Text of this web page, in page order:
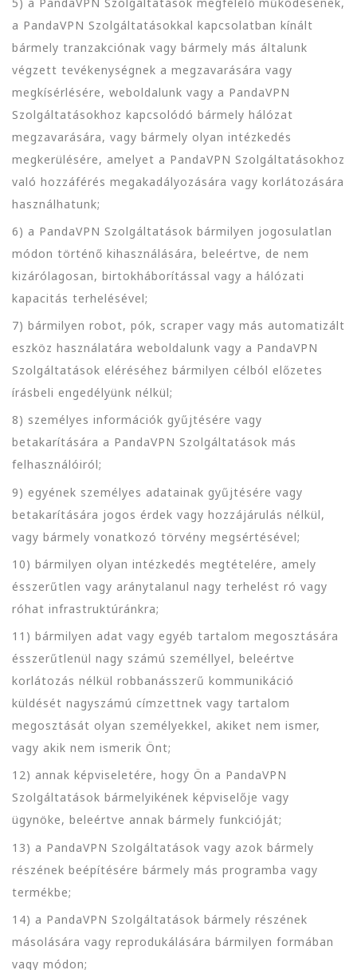
a PandaVPN Szolgáltatásokkal kapcsolatban kínált
bármely tranzakciónak vagy bármely más általunk
végzett tevékenységnek a megzavarására vagy
megkísérlésére, weboldalunk vagy a PandaVPN
Szolgáltatásokhoz kapcsolódó bármely hálózat
megzavarására, vagy bármely olyan intézkedés
megkerülésére, amelyet a PandaVPN Szolgáltatásokhoz
való hozzáférés megakadályozására vagy korlátozására
használhatunk;
6) a PandaVPN Szolgáltatások bármilyen jogosulatlan
módon történő kihasználására, beleértve, de nem
kizárólagosan, birtokháborítással vagy a hálózati
kapacitás terhelésével;
7) bármilyen robot, pók, scraper vagy más automatizált
eszköz használatára weboldalunk vagy a PandaVPN
Szolgáltatások eléréséhez bármilyen célból előzetes
írásbeli engedélyünk nélkül;
8) személyes információk gyűjtésére vagy
betakarítására a PandaVPN Szolgáltatások más
felhasználóiról;
9) egyének személyes adatainak gyűjtésére vagy
betakarítására jogos érdek vagy hozzájárulás nélkül,
vagy bármely vonatkozó törvény megsértésével;
10) bármilyen olyan intézkedés megtételére, amely
ésszerűtlen vagy aránytalanul nagy terhelést ró vagy
róhat infrastruktúránkra;
11) bármilyen adat vagy egyéb tartalom megosztására
ésszerűtlenül nagy számú személlyel, beleértve
korlátozás nélkül robbanásszerű kommunikáció
küldését nagyszámú címzettnek vagy tartalom
megosztását olyan személyekkel, akiket nem ismer,
vagy akik nem ismerik Önt;
12) annak képviseletére, hogy Ön a PandaVPN
Szolgáltatások bármelyikének képviselője vagy
ügynöke, beleértve annak bármely funkcióját;
13) a PandaVPN Szolgáltatások vagy azok bármely
részének beépítésére bármely más programba vagy
termékbe;
14) a PandaVPN Szolgáltatások bármely részének
másolására vagy reprodukálására bármilyen formában
vagy módon;